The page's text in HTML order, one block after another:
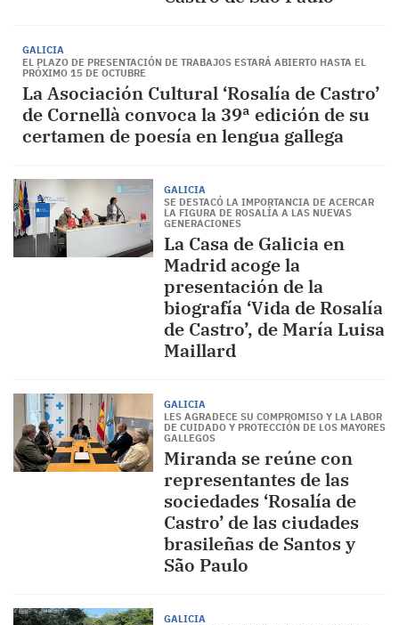
GALICIA
EL PLAZO DE PRESENTACIÓN DE TRABAJOS ESTARÁ ABIERTO HASTA EL
PRÓXIMO 15 DE OCTUBRE
La Asociación Cultural ‘Rosalía de Castro’
de Cornellà convoca la 39ª edición de su
certamen de poesía en lengua gallega
GALICIA
SE DESTACÓ LA IMPORTANCIA DE ACERCAR
LA FIGURA DE ROSALÍA A LAS NUEVAS
GENERACIONES
La Casa de Galicia en
Madrid acoge la
presentación de la
biografía ‘Vida de Rosalía
de Castro’, de María Luisa
Maillard
GALICIA
LES AGRADECE SU COMPROMISO Y LA LABOR
DE CUIDADO Y PROTECCIÓN DE LOS MAYORES
GALLEGOS
Miranda se reúne con
representantes de las
sociedades ‘Rosalía de
Castro’ de las ciudades
brasileñas de Santos y
São Paulo
GALICIA